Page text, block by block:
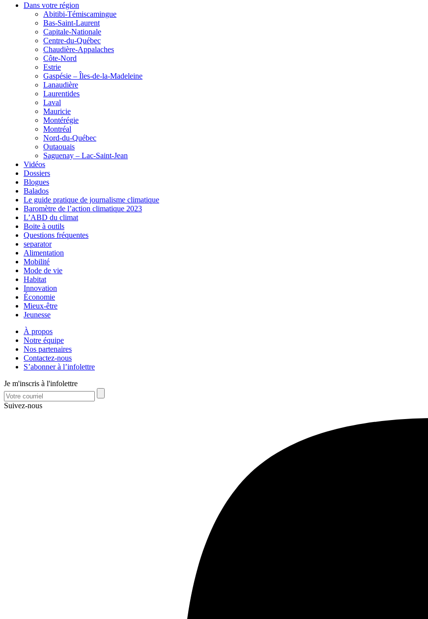
Dans votre région
Abitibi-Témiscamingue
Bas-Saint-Laurent
Capitale-Nationale
Centre-du-Québec
Chaudière-Appalaches
Côte-Nord
Estrie
Gaspésie – Îles-de-la-Madeleine
Lanaudière
Laurentides
Laval
Mauricie
Montérégie
Montréal
Nord-du-Québec
Outaouais
Saguenay – Lac-Saint-Jean
Vidéos
Dossiers
Blogues
Balados
Le guide pratique de journalisme climatique
Baromètre de l’action climatique 2023
L’ABD du climat
Boite à outils
Questions fréquentes
separator
Alimentation
Mobilité
Mode de vie
Habitat
Innovation
Économie
Mieux-être
Jeunesse
À propos
Notre équipe
Nos partenaires
Contactez-nous
S’abonner à l’infolettre
Je m'inscris à l'infolettre
Suivez-nous